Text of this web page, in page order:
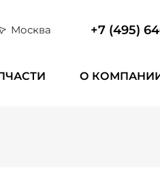
Москва +7 (495)
О